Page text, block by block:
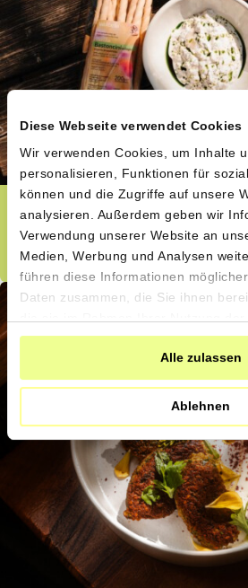
Diese Webseite verwendet Cookies
Wir verwenden Cookies, um Inhalte
personalisieren, Funktionen für
können und die Zugriffe auf unsere
analysieren. Außerdem geben wir
Verwendung unserer Website an
Medien, Werbung und Analysen
führen diese Informationen
Daten zusammen, die Sie ihnen
haben.
Alle zulassen
Ablehnen
Ziegenfrischkäse
getrockneten